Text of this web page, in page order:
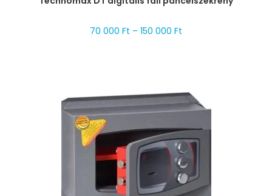
70 000 Ft – 150 000 Ft